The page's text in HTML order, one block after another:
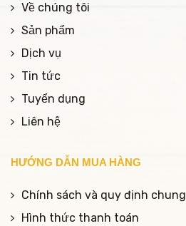
Về chúng tôi
Sản phẩm
Dịch vụ
Tin tức
Tuyển dụng
Liên hệ
HƯỚNG DẪN MUA HÀNG
Chính sách và quy định chung
Hình thức thanh toán